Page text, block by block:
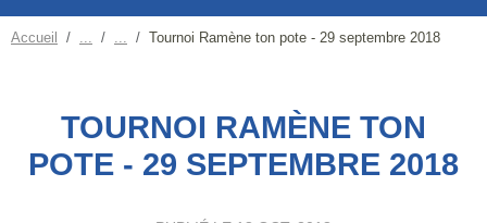
Accueil Tournoi Ramène ton pote - 29 septembre 2018
TOURNOI RAMÈNE TON
POTE - 29 SEPTEMBRE 2018